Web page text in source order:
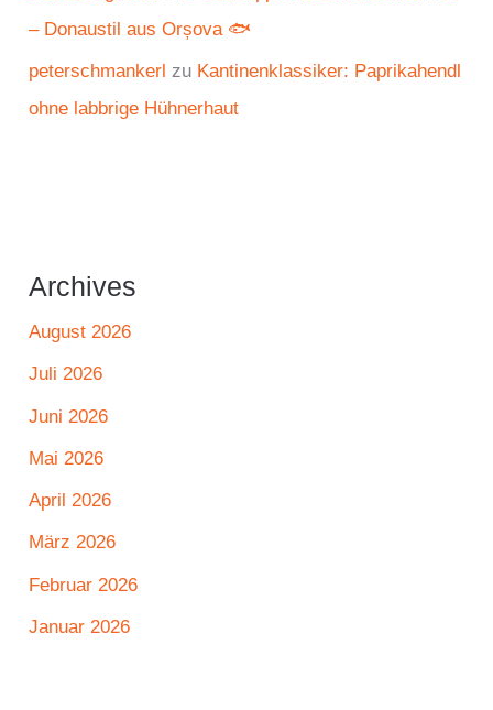
– Donaustil aus Orșova 🐟
peterschmankerl zu Kantinenklassiker: Paprikahendl
ohne labbrige Hühnerhaut
Archives
August 2026
Juli 2026
Juni 2026
Mai 2026
April 2026
März 2026
Februar 2026
Januar 2026